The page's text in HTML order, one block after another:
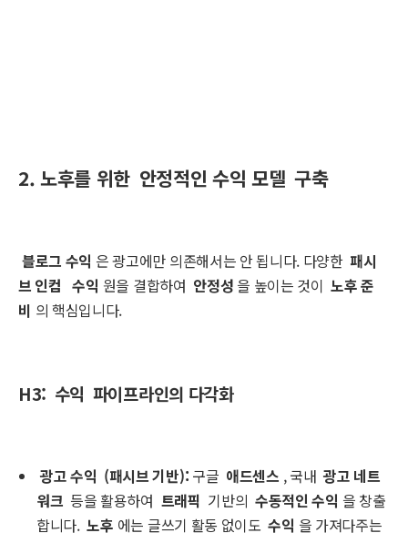
2. 노후를 위한 안정적인 수익 모델 구축
블로그 수익 은 광고에만 의존해서는 안 됩니다. 다양한 패시
브 인컴 수익 원을 결합하여 안정성 을 높이는 것이 노후 준
비 의 핵심입니다.
H3: 수익 파이프라인의 다각화
광고 수익 (패시브 기반): 구글 애드센스 , 국내 광고 네트
워크 등을 활용하여 트래픽 기반의 수동적인 수익 을 창출
합니다. 노후 에는 글쓰기 활동 없이도 수익 을 가져다주는